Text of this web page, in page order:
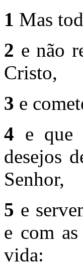
1 Mas
2 e não
Cristo,
3 e
4 e que
desejos
Senhor,
5 e
e com
vida: